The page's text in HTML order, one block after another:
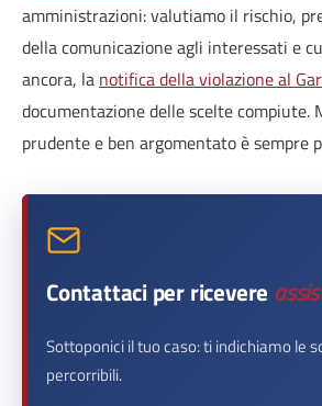
amministrazioni: valutiamo il rischio,
della comunicazione agli interessati e
ancora, la notifica della violazione al
documentazione delle scelte compiute.
prudente e ben argomentato è sempre
Contattaci per ricevere
Sottoponici il tuo caso: ti indichiamo le
percorribili.